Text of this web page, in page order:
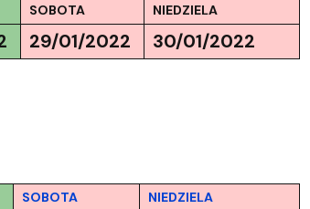
SOBOTA NIEDZIELA
29/01/2022 30/01/2022
SOBOTA NIEDZIELA